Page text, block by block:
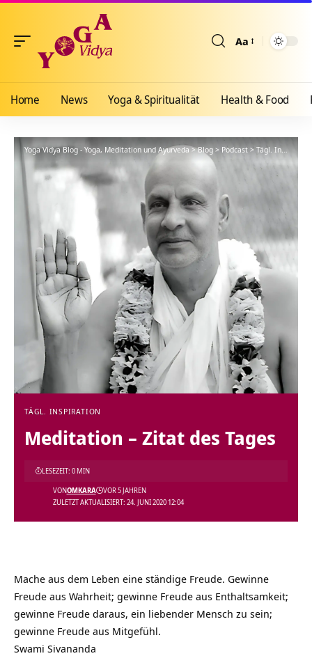
Aa
Home News Yoga & Spiritualität Health & Food
Yoga Vidya Blog - Yoga, Meditation und Ayurveda>Blog > Podcast> Tägl. Inspiration
TÄGL. INSPIRATION
Meditation – Zitat des Tages
ZULETZT AKTUALISIERT: 24. JUNI 2020 12:04
VONOMKARA VOR 5 JAHREN
LESEZEIT: 0 MIN
Mache aus dem Leben eine ständige Freude. Gewinne
Freude aus Wahrheit; gewinne Freude aus Enthaltsamkeit;
gewinne Freude daraus, ein liebender Mensch zu sein;
gewinne Freude aus Mitgefühl.
Swami Sivananda